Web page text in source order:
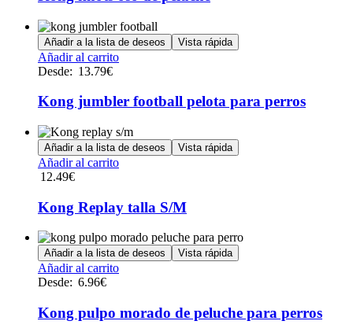
de
producto
variantes.
Las
opciones
se
pueden
la
de
producto
Añadir a la lista de deseos Vista rápida
Añadir al carritoEste
múltiples
Las
opciones
se
pueden
la
de
producto
Desde: 13.79€
Kong jumbler football pelota para perros
Añadir a la lista de deseos Vista rápida
Añadir al carrito
12.49€
Kong Replay talla S/M
Añadir a la lista de deseos Vista rápida
Añadir al carritoEste
múltiples
variantes.
Desde: 6.96€
Kong pulpo morado de peluche para perros